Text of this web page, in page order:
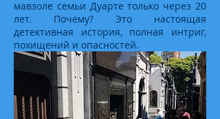
мавзоле семьи Дуарте только через 20
лет. Почему? Это настоящая
детективная история, полная интриг,
похищений и опасностей.